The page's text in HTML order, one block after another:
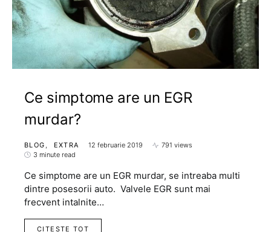
Ce simptome are un EGR
murdar?
BLOG EXTRA 12 februarie 2019
791 views
3 minute read
Ce simptome are un EGR murdar, se intreaba multi
dintre posesorii auto. Valvele EGR sunt mai
frecvent intalnite…
CITESTE TOT